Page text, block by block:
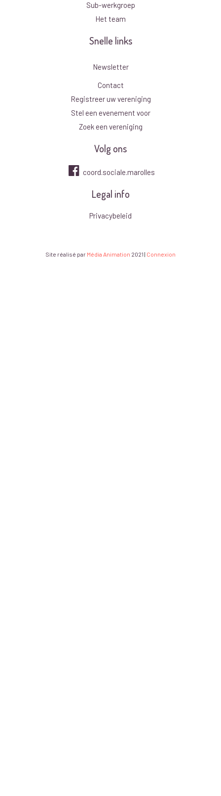
Sub-werkgroep
Het team
Snelle links
Newsletter
Contact
Registreer uw vereniging
Stel een evenement voor
Zoek een vereniging
Volg ons
coord.sociale.marolles
Legal info
Privacybeleid
Site réalisé par Média Animation 2021 | Connexion